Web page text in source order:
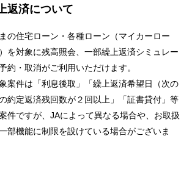
返済について
の住宅ローン・各種ローン（マイカーロー
を対象に残高照会、一部繰上返済シミュレー
約・取消がご利用いただけます。
案件は「利息後取」「繰上返済希望日（次の
約定返済残回数が２回以上」「証書貸付」等
件ですが、JAによって異なる場合や、お取扱
部機能に制限を設けている場合がございま